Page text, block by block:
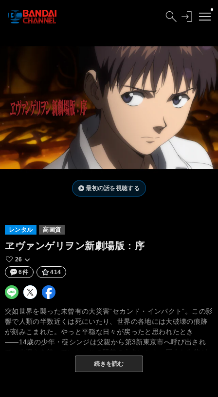
最初の話を視聴する
レンタル 高画質
ヱヴァンゲリヲン新劇場版：序
26
6件
414
突如世界を襲った未曾有の大災害“セカンド・インパクト”。この影
響で人類の半数近くは死にいたり、世界の各地には大破壊の痕跡
が刻みこまれた。やっと平穏な日々が戻ったと思われたとき
――14歳の少年・碇シンジは父親から第3新東京市へ呼び出され
て、出迎えを待っていた。その眼前の山あいから、巨大な生物が
出現！ それは「使徒」と呼ばれる正体不明の存在で、たちまち国
連軍と激しい交戦を開始した。爆風に巻きこまれ、危機に陥るシ
続きを読む